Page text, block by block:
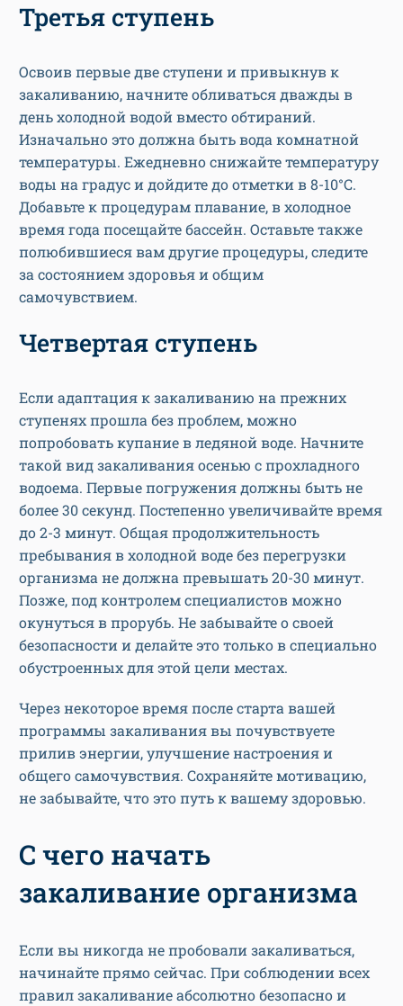
Третья ступень
Освоив первые две ступени и привыкнув к
закаливанию, начните обливаться дважды в
день холодной водой вместо обтираний.
Изначально это должна быть вода комнатной
температуры. Ежедневно снижайте температуру
воды на градус и дойдите до отметки в 8-10°С.
Добавьте к процедурам плавание, в холодное
время года посещайте бассейн. Оставьте также
полюбившиеся вам другие процедуры, следите
за состоянием здоровья и общим
самочувствием.
Четвертая ступень
Если адаптация к закаливанию на прежних
ступенях прошла без проблем, можно
попробовать купание в ледяной воде. Начните
такой вид закаливания осенью с прохладного
водоема. Первые погружения должны быть не
более 30 секунд. Постепенно увеличивайте время
до 2-3 минут. Общая продолжительность
пребывания в холодной воде без перегрузки
организма не должна превышать 20-30 минут.
Позже, под контролем специалистов можно
окунуться в прорубь. Не забывайте о своей
безопасности и делайте это только в специально
обустроенных для этой цели местах.
Через некоторое время после старта вашей
программы закаливания вы почувствуете
прилив энергии, улучшение настроения и
общего самочувствия. Сохраняйте мотивацию,
не забывайте, что это путь к вашему здоровью.
С чего начать
закаливание организма
Если вы никогда не пробовали закаливаться,
начинайте прямо сейчас. При соблюдении всех
правил закаливание абсолютно безопасно и